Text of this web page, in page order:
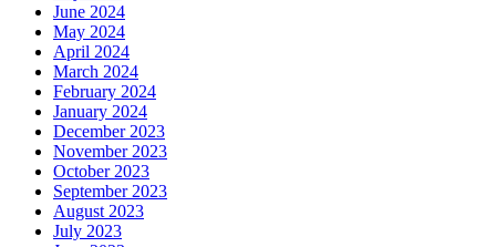
June 2024
May 2024
April 2024
March 2024
February 2024
January 2024
December 2023
November 2023
October 2023
September 2023
August 2023
July 2023